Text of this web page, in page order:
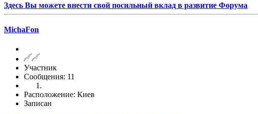
Здесь Вы можете внести свой посильный вклад в развитие Форума
MichaFon
Участник
Сообщения: 11
Расположение: Киев
Записан